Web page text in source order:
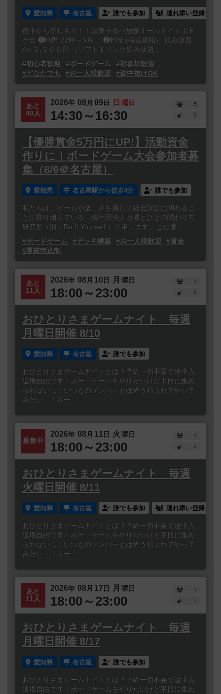
愛知県 名古屋 誰でも参加 連れ添い登録
夜中から楽しもう！！駄菓子食べ放題オールナイトボド
ゲ会 ❶時間:22時～5時 ❷料金:(税込価格) 飲み放題
A➪３,３００円 （ソフトドリンク飲み放題...
#初心者歓迎
#ボードゲーム
#初参加歓迎
#どなたでも
#お一人様歓迎 #途中抜けOK
あと
40人
2026年 08 月 09日 日 曜日
14:30～16:30
5
0
【優勝賞金5万円にUP!】活動資金
作りに！ボードゲーム大会参加者募
集（8/9＠名古屋）
愛知県 名古屋駅から徒歩4分 誰でも参加
私たちは、ゲームや楽しさを通じて社会課題に関わるこ
とに取り組んでいる一般社団法人地域とひとの関わり方
研究所（旧：Do It Yourself ）と申します。この度、...
#ボードゲーム
#デッキ構築 #お一人様歓迎
#賞金
#事前申込制
あと
11人
2026年 08 月 10日 月 曜日
18:00～23:00
1
0
おひとりさまゲームナイト 毎週
月曜日開催 8/10
愛知県 名古屋 誰でも参加
おひとりさまゲームナイトとは？予約一切不要で途中入
退場自由です！ボードゲームをやりたいけど平日に集め
られない…！いつものメンバーとは違う顔ぶれでやって
みたい…！ボー...
募集中
2026年 08 月 11日 火 曜日
18:00～23:00
1
0
おひとりさまゲームナイト 毎週
火曜日開催 8/11
愛知県 名古屋 誰でも参加 連れ添い登録
おひとりさまゲームナイトとは？予約一切不要で途中入
退場自由です！ボードゲームをやりたいけど平日に集め
られない…！いつものメンバーとは違う顔ぶれでやって
みたい…！ボー...
あと
11人
2026年 08 月 17日 月 曜日
18:00～23:00
1
0
おひとりさまゲームナイト 毎週
月曜日開催 8/17
愛知県 名古屋 誰でも参加
おひとりさまゲームナイトとは？予約一切不要で途中入
退場自由です！ボードゲームをやりたいけど平日に集め